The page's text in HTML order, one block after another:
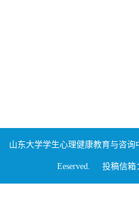
山东大学学生心理健康教育与咨
Eeserved. 投稿信箱